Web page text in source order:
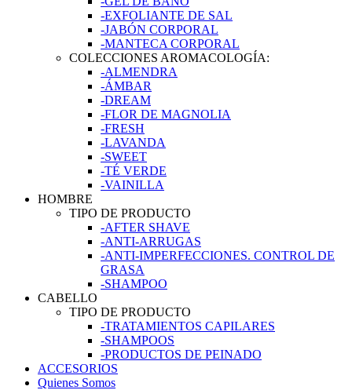
-EXFOLIANTE DE SAL
-JABÓN CORPORAL
-MANTECA CORPORAL
COLECCIONES AROMACOLOGÍA:
-ALMENDRA
-ÁMBAR
-DREAM
-FLOR DE MAGNOLIA
-FRESH
-LAVANDA
-SWEET
-TÉ VERDE
-VAINILLA
HOMBRE
TIPO DE PRODUCTO
-AFTER SHAVE
-ANTI-ARRUGAS
-ANTI-IMPERFECCIONES. CONTROL DE
GRASA
-SHAMPOO
CABELLO
TIPO DE PRODUCTO
-TRATAMIENTOS CAPILARES
-SHAMPOOS
-PRODUCTOS DE PEINADO
ACCESORIOS
Quienes Somos